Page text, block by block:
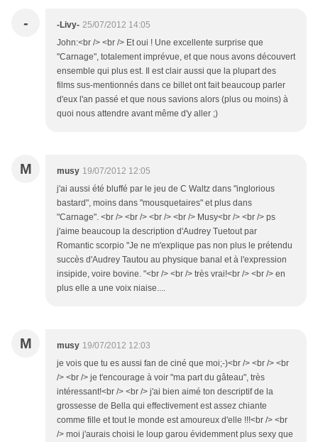
- -Livy- 25/07/2012 14:05
John:<br /> <br /> Et oui ! Une excellente surprise que
"Carnage", totalement imprévue, et que nous avons découvert
ensemble qui plus est. Il est clair aussi que la plupart des
films sus-mentionnés dans ce billet ont fait beaucoup parler
d'eux l'an passé et que nous savions alors (plus ou moins) à
quoi nous attendre avant même d'y aller ;)
M musy 19/07/2012 12:05
j'ai aussi été bluffé par le jeu de C Waltz dans "inglorious
bastard", moins dans "mousquetaires" et plus dans
"Carnage". <br /> <br /> <br /> <br /> Musy<br /> <br /> ps
j'aime beaucoup la description d'Audrey Tuetout par
Romantic scorpio "Je ne m'explique pas non plus le prétendu
succès d'Audrey Tautou au physique banal et à l'expression
insipide, voire bovine. "<br /> <br /> très vrai!<br /> <br /> en
plus elle a une voix niaise....
M musy 19/07/2012 12:03
je vois que tu es aussi fan de ciné que moi;-)<br /> <br /> <br
/> <br /> je t'encourage à voir "ma part du gâteau", très
intéressant!<br /> <br /> j'ai bien aimé ton descriptif de la
grossesse de Bella qui effectivement est assez chiante
comme fille et tout le monde est amoureux d'elle !!!<br /> <br
/> moi j'aurais choisi le loup garou évidemment plus sexy que